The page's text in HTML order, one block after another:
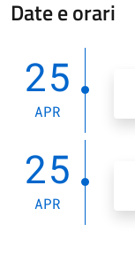
Date e orari
25
APR
25
APR